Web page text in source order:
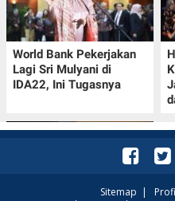
World Bank Pekerjakan
Lagi Sri Mulyani di
IDA22, Ini Tugasnya
Sitemap |